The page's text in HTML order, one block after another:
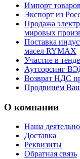
Импорт
Экспорт из
Продажа
мировых
Поставка
масел RYMAX
Участие в
Аутсорсинг
Возврат НДС
Продвинем
О компании
Наша
Доставка
Реквизиты
Обратная связь